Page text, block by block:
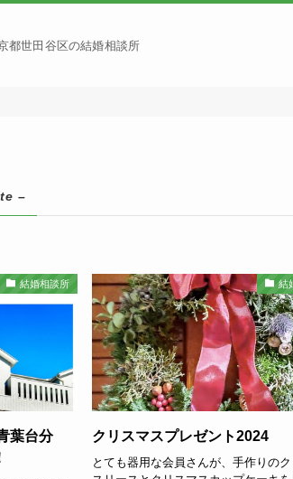
都世田谷区の結婚相談所
–
結婚相談所
葉台分
結
クリスマスプレゼント2024
とても器用な会員さんが、手作りの